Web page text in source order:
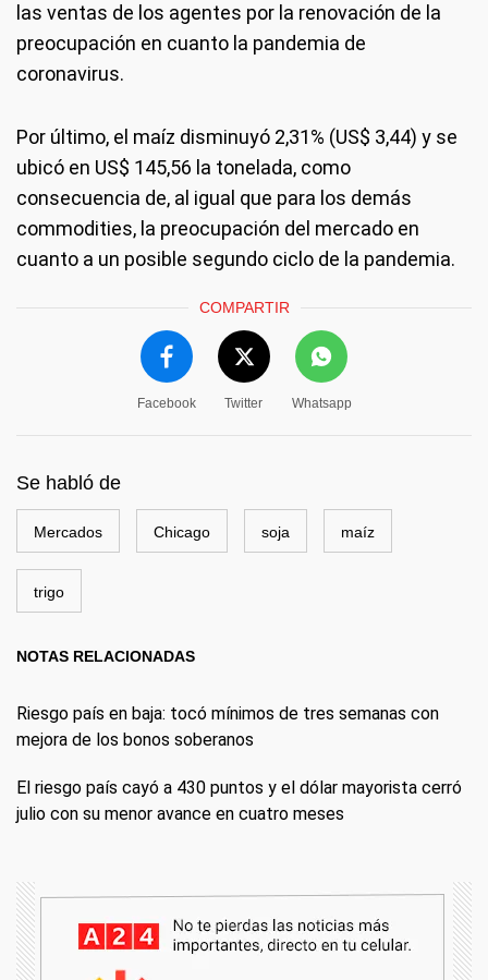
las ventas de los agentes por la renovación de la
preocupación en cuanto la pandemia de
coronavirus.
Por último, el maíz disminuyó 2,31% (US$ 3,44) y se
ubicó en US$ 145,56 la tonelada, como
consecuencia de, al igual que para los demás
commodities, la preocupación del mercado en
cuanto a un posible segundo ciclo de la pandemia.
COMPARTIR
Facebook Twitter Whatsapp
Se habló de
Mercados Chicago soja maíz
trigo
NOTAS RELACIONADAS
Riesgo país en baja: tocó mínimos de tres semanas con
mejora de los bonos soberanos
El riesgo país cayó a 430 puntos y el dólar mayorista cerró
julio con su menor avance en cuatro meses